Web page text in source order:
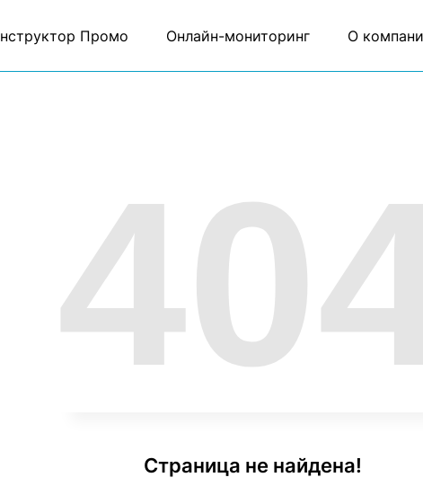
Промо Онлайн-мониторинг О
Страница не найдена!